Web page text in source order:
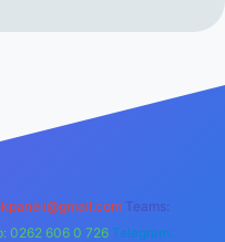
Betexper giriş adresi
Teams:
0262 606 0 726 Telegram: